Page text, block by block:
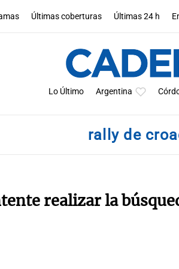
Últimas coberturas Últimas 24 h
Lo Último Argentina
rally de
realizar la